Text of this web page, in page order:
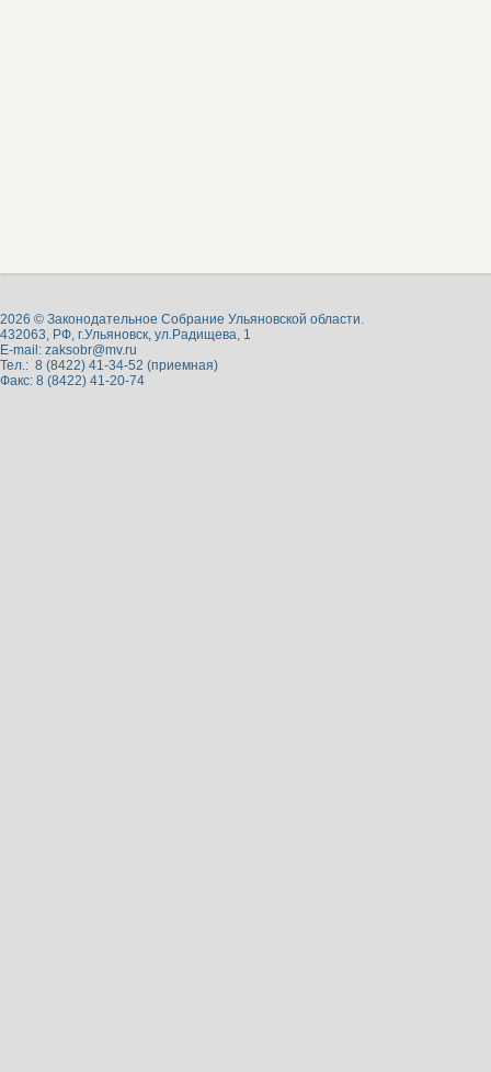
2026 © Законодательное Собрание Ульяновской области.
432063, РФ, г.Ульяновск, ул.Радищева, 1
E-mail: zaksobr@mv.ru
Тел.: 8 (8422) 41-34-52 (приемная)
Факс: 8 (8422) 41-20-74